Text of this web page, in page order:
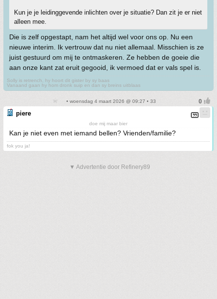
Kun je je leidinggevende inlichten over je situatie? Dan zit je er niet
alleen mee.
Die is zelf opgestapt, nam het altijd wel voor ons op. Nu een
nieuwe interim. Ik vertrouw dat nu niet allemaal. Misschien is ze
juist gestuurd om mij te ontmaskeren. Ze hebben de goeie die
aan onze kant zat eruit gegooid, ik vermoed dat er vals spel is.
Solly is retrench, hy hoort dit gister by sy baas
Vanaand gaan hy hom dronk suip en dan sy breins uitblaas
• woensdag 4 maart 2026 @ 09:27 • 33
piere
doe mij maar bier
Kan je niet even met iemand bellen? Vrienden/familie?
fok you ja!
▼ Advertentie door Refinery89